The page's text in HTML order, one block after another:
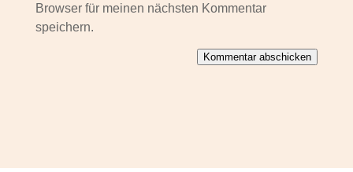
Browser für meinen nächsten Kommentar
speichern.
Kommentar abschicken